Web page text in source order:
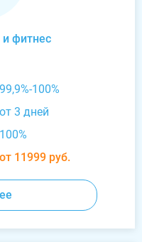
фитнес
99,9%-100%
от 3 дней
100%
от 11999 руб.